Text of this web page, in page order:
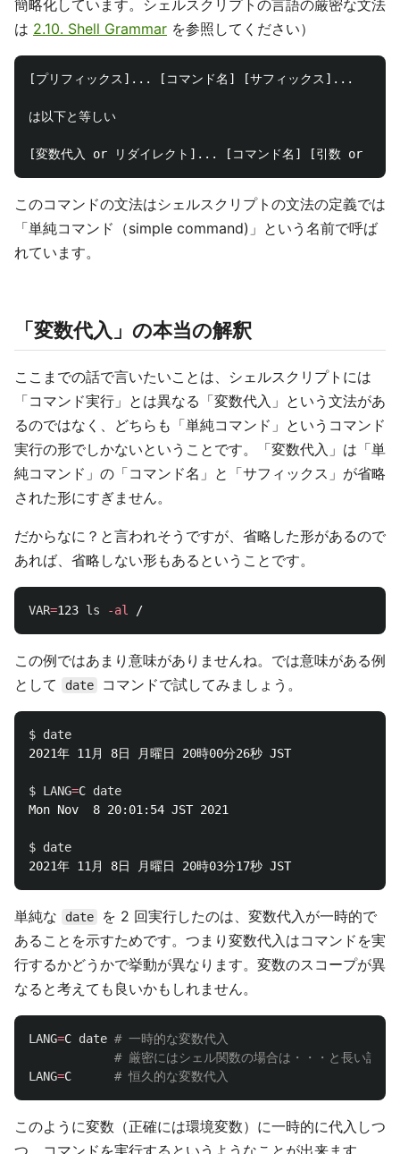
簡略化しています。シェルスクリプトの言語の厳密な文法
は 2.10. Shell Grammar を参照してください）
[プリフィックス]... [コマンド名] [サフィックス]...
は以下と等しい
このコマンドの文法はシェルスクリプトの文法の定義では
「単純コマンド（simple command)」という名前で呼ば
れています。
「変数代入」の本当の解釈
ここまでの話で言いたいことは、シェルスクリプトには
「コマンド実行」とは異なる「変数代入」という文法があ
るのではなく、どちらも「単純コマンド」というコマンド
実行の形でしかないということです。「変数代入」は「単
純コマンド」の「コマンド名」と「サフィックス」が省略
された形にすぎません。
だからなに？と言われそうですが、省略した形があるので
あれば、省略しない形もあるということです。
VAR=123 ls -al
この例ではあまり意味がありませんね。では意味がある例
として
date コマンドで試してみましょう。
$
2021年 11月 8日 月曜日 20時00分26秒 JST
$ LANG=C
Mon Nov  8 20:01:54 JST 2021
$
単純な date
を 2 回実行したのは、変数代入が一時的で
あることを示すためです。つまり変数代入はコマンドを実
行するかどうかで挙動が異なります。変数のスコープが異
なると考えても良いかもしれません。
LANG=C date # 一時的な変数代入
# 厳密にはシェル関数の場合は・・・と長い話が
LANG=C # 恒久的な変数代入
このように変数（正確には環境変数）に一時的に代入しつ
つ、コマンドを実行するというようなことが出来ます。